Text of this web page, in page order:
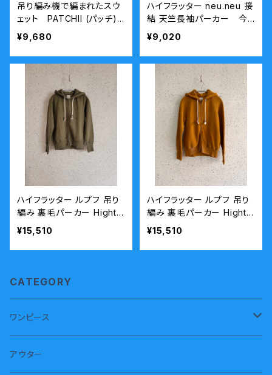
吊り編み機で編まれたスウ
ェット PATCHII (パッチ)
丸胴裏毛ラグランパーカー
濃いグレー
¥9,680
ハイフラッター neu.neu 接
結 天竺長袖パーカー 今
城メリヤス
¥9,020
ハイフラッター ルプフ 吊り
編み 裏毛パーカー Hight F
lutter LuPuFu 今城メリ
ヤス オリーブ
¥15,510
ハイフラッター ルプフ 吊り
編み 裏毛パーカー Hight F
lutter LuPuFu 今城メリ
ヤス マスタード
¥15,510
CATEGORY
ワンピース
半袖
アウター